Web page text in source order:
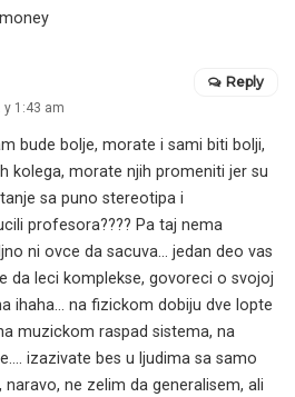
1:43 am
bude bolje, morate i sami biti bolji,
kolega, morate njih promeniti jer su
sa puno stereotipa i
profesora???? Pa taj nema
ni ovce da sacuva… jedan deo vas
da leci komplekse, govoreci o svojoj
ihaha… na fizickom dobiju dve lopte
muzickom raspad sistema, na
izazivate bes u ljudima sa samo
ne zelim da generalisem, ali
Reply